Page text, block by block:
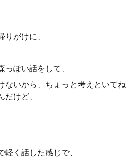
がけに、
ぽい話をして、
ないから、ちょっと考えといてね
けど、
く話した感じで、